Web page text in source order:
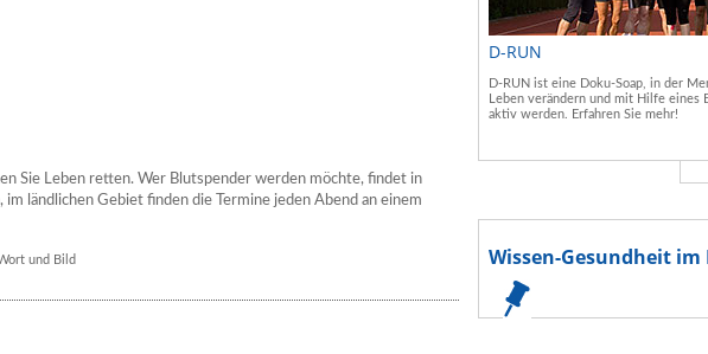
Sie Leben retten. Wer Blutspender werden möchte, findet in
ländlichen Gebiet finden die Termine jeden Abend an einem
und Bild
D-RUN
D-RUN ist eine Doku-Soap, in der
Leben verändern und mit Hilfe eines
aktiv werden. Erfahren Sie mehr!
Wissen-Gesundheit im